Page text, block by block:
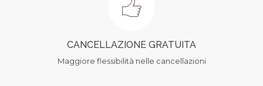
CANCELLAZIONE GRATUITA
Maggiore flessibilità nelle cancellazioni